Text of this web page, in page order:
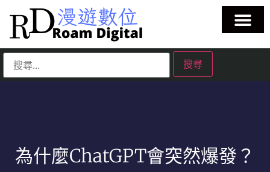
為什麼ChatGPT會突然爆發？